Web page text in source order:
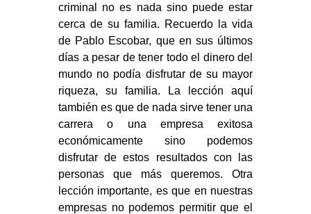
criminal no es nada sino puede estar
cerca de su familia. Recuerdo la vida
de Pablo Escobar, que en sus últimos
días a pesar de tener todo el dinero del
mundo no podía disfrutar de su mayor
riqueza, su familia. La lección aquí
también es que de nada sirve tener una
carrera o una empresa exitosa
económicamente sino podemos
disfrutar de estos resultados con las
personas que más queremos. Otra
lección importante, es que en nuestras
empresas no podemos permitir que el